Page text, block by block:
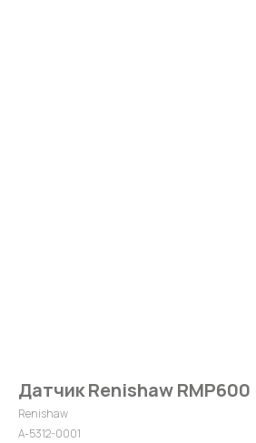
Датчик Renishaw RMP600
Renishaw
A-5312-0001